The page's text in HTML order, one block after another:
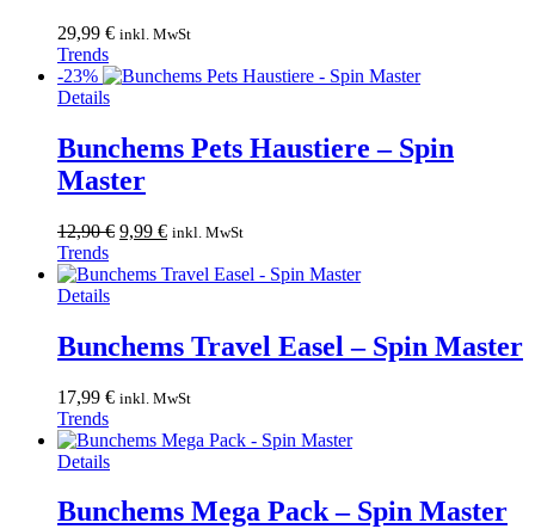
29,99 € inkl. MwSt
Trends
-23%
Details
Bunchems Pets Haustiere – Spin
Master
12,90€ Ursprünglicher
war:
9,99 €Aktueller
ist:
inkl. MwSt
Trends
Details
Bunchems Travel Easel – Spin Master
17,99 € inkl. MwSt
Trends
Details
Bunchems Mega Pack – Spin Master